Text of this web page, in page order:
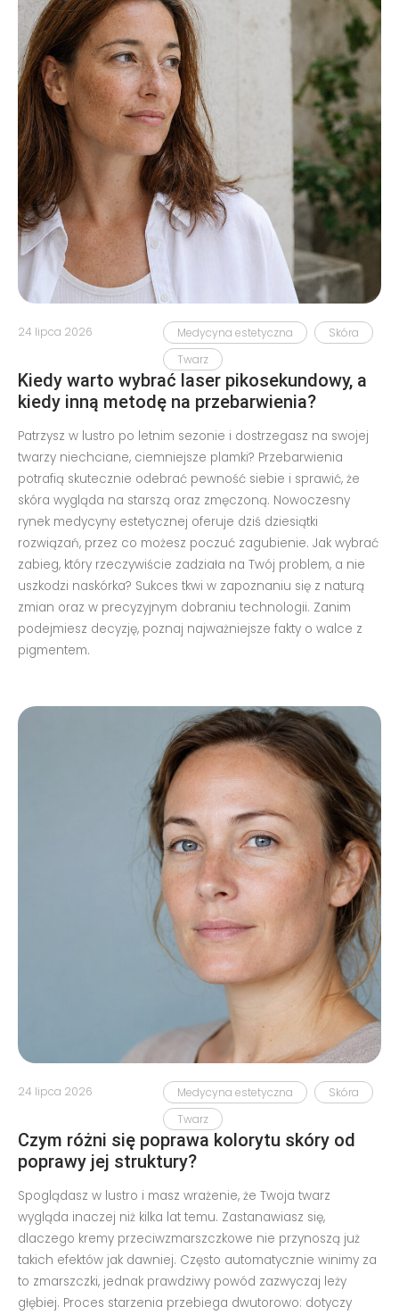
Medycyna estetyczna
Skóra
Twarz
24 lipca 2026
Kiedy warto wybrać laser pikosekundowy, a
kiedy inną metodę na przebarwienia?
Patrzysz w lustro po letnim sezonie i dostrzegasz na swojej
twarzy niechciane, ciemniejsze plamki? Przebarwienia
potrafią skutecznie odebrać pewność siebie i sprawić, że
skóra wygląda na starszą oraz zmęczoną. Nowoczesny
rynek medycyny estetycznej oferuje dziś dziesiątki
rozwiązań, przez co możesz poczuć zagubienie. Jak wybrać
zabieg, który rzeczywiście zadziała na Twój problem, a nie
uszkodzi naskórka? Sukces tkwi w zapoznaniu się z naturą
zmian oraz w precyzyjnym dobraniu technologii. Zanim
podejmiesz decyzję, poznaj najważniejsze fakty o walce z
pigmentem.
Medycyna estetyczna
Skóra
Twarz
24 lipca 2026
Czym różni się poprawa kolorytu skóry od
poprawy jej struktury?
Spoglądasz w lustro i masz wrażenie, że Twoja twarz
wygląda inaczej niż kilka lat temu. Zastanawiasz się,
dlaczego kremy przeciwzmarszczkowe nie przynoszą już
takich efektów jak dawniej. Często automatycznie winimy za
to zmarszczki, jednak prawdziwy powód zazwyczaj leży
głębiej. Proces starzenia przebiega dwutorowo: dotyczy